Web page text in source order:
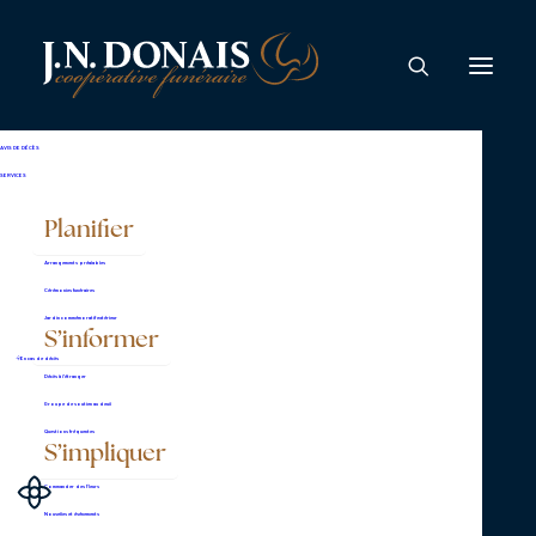
AVIS DE DÉCÈS
SERVICES
Planifier
Arrangements préalables
Cérémonies funéraires
Jardin commémoratif extérieur
S’informer
En cas de décès
Décès à l’étranger
Groupe de soutien au deuil
Questions fréquentes
S’impliquer
Commander des fleurs
Nouvelles et événements
29 avril 2026, est décédé à l’âge de 83 ans,
monsieur Rolland Cajolet, époux de madame
Thérèse Boisjoli, fils de feu Herménégilde
Cajolet et de feu Rachel Blanchet.
La famille accueillera parents et amis au
Complexe J. N. Donais, coopérative funéraire,